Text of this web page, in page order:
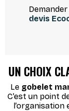
devis
UN CHOIX
Le gobelet
C’est un point
l’organisation